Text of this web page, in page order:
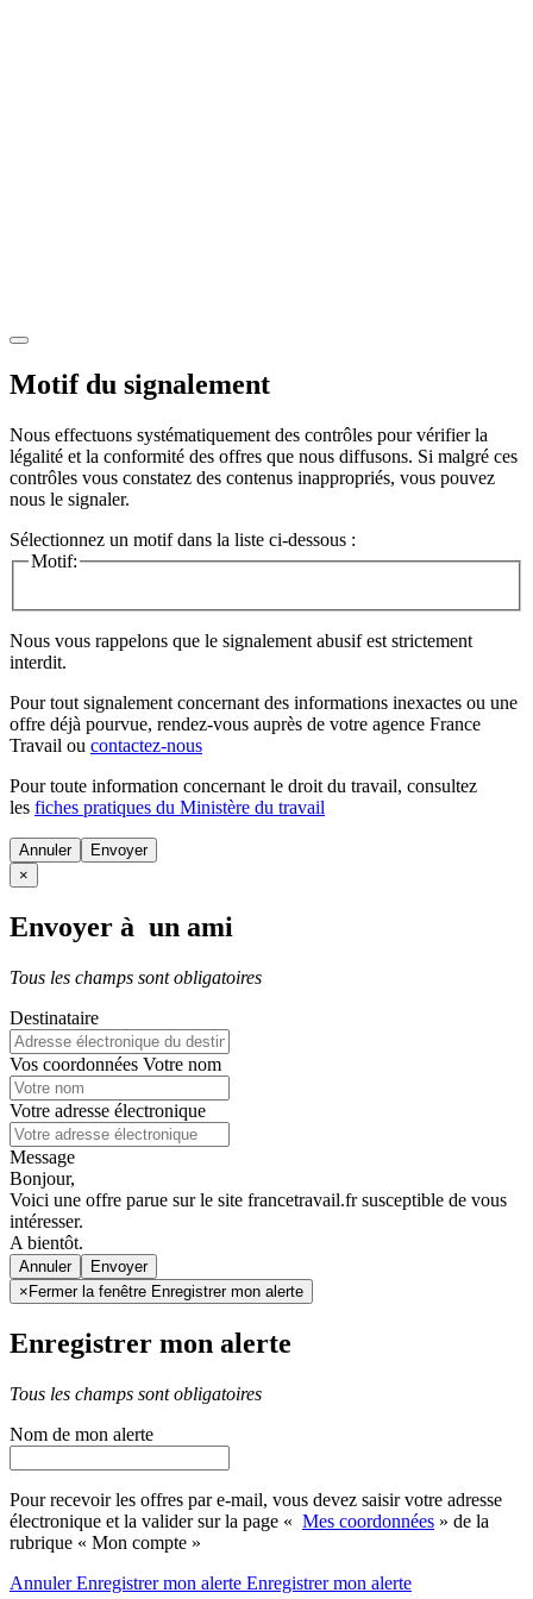
Motif du signalement
Nous effectuons systématiquement des contrôles pour vérifier la
légalité et la conformité des offres que nous diffusons. Si malgré ces
contrôles vous constatez des contenus inappropriés, vous pouvez
nous le signaler.
Sélectionnez un motif dans la liste ci-dessous :
Motif:
Nous vous rappelons que le signalement abusif est strictement
interdit.
Pour tout signalement concernant des informations inexactes ou une
offre déjà pourvue, rendez-vous auprès de votre agence France
Travail ou contactez-nous
Pour toute information concernant le droit du travail, consultez
les fiches pratiques du Ministère du travail
Annuler
×
Envoyer à un ami
Tous les champs sont obligatoires
Destinataire
Vos coordonnées Votre nom
Votre adresse électronique
Message
Bonjour,
Voici une offre parue sur le site francetravail.fr susceptible de vous
intéresser.
A bientôt.
Annuler
× Fermer la fenêtre Enregistrer mon alerte
Enregistrer mon alerte
Tous les champs sont obligatoires
Nom de mon alerte
Pour recevoir les offres par e-mail, vous devez saisir votre adresse
électronique et la valider sur la page « Mes coordonnées » de la
rubrique « Mon compte »
AnnulerEnregistrer mon alerte Enregistrermon alerte